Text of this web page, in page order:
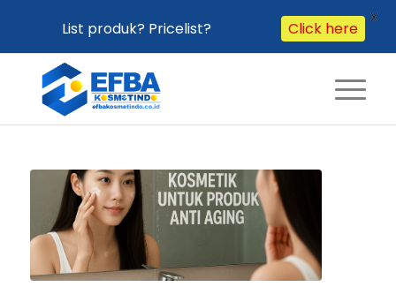
List produk? Pricelist? Click here
X